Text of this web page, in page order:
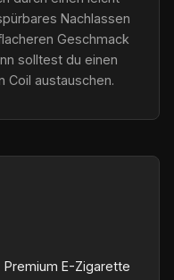
Nachlassen
Geschmack
solltest du einen
Coil austauschen.
Premium E-Zigarette